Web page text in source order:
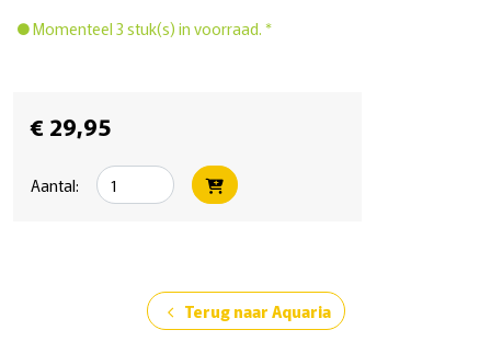
Momenteel 3 stuk(s) in voorraad. *
€ 29,95
Aantal:
chevron_left Terug naar Aquaria